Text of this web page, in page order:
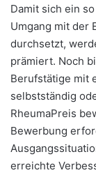
Damit sich ein
Umgang mit der
durchsetzt,
prämiert. Noch
Berufstätige mit
selbstständig
RheumaPreis
Bewerbung
erreichte